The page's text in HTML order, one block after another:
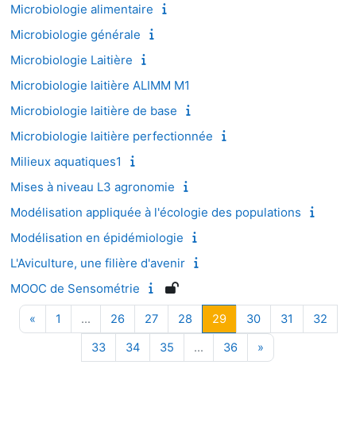
Microbiologie alimentaire
Microbiologie générale
Microbiologie Laitière
Microbiologie laitière ALIMM M1
Microbiologie laitière de base
Microbiologie laitière perfectionnée
Milieux aquatiques1
Mises à niveau L3 agronomie
Modélisation appliquée à l'écologie des populations
Modélisation en épidémiologie
L'Aviculture, une filière d'avenir
MOOC de Sensométrie
«Page précédente
1 Page 1
… 26Page 26
27Page 27
28Page 28
29Page 29
30Page 30
31 Page 31
32
33Page 33
34Page 34
35 Page 35
… 36Page 36
»